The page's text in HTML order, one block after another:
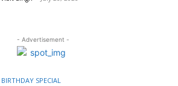
- Advertisement -
BIRTHDAY SPECIAL